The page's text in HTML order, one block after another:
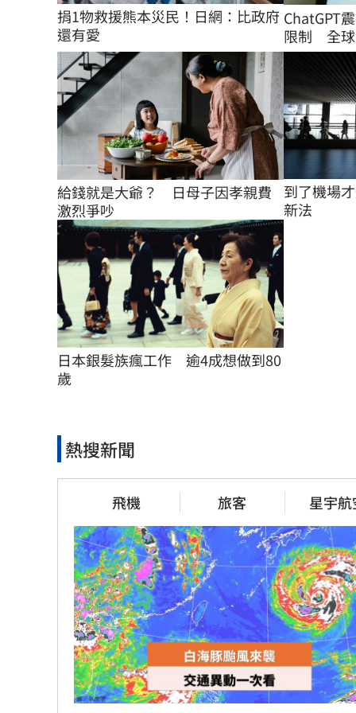
捐1物救援熊本災民！日網：比政府
還有愛
ChatGPT
限制 全球
給錢就是大爺？　日母子因孝親費
激烈爭吵
到了機場
新法
日本銀髮族瘋工作　逾4成想做到80
歲
熱搜新聞
飛機 旅客 星宇航